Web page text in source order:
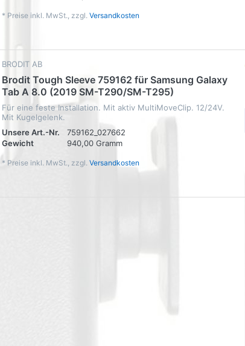
* Preise inkl. MwSt., zzgl. Versandkosten
BRODIT AB
Brodit Tough Sleeve 759162 für Samsung Galaxy
Tab A 8.0 (2019 SM-T290/SM-T295)
Für eine feste Installation. Mit aktiv MultiMoveClip. 12/24V.
Mit Kugelgelenk.
Unsere Art.-Nr.
759162_027662
Gewicht
940,00 Gramm
* Preise inkl. MwSt., zzgl. Versandkosten